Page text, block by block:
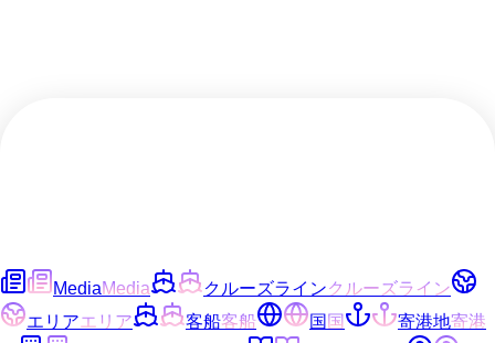
MediaMedia クルーズラインクルーズライン
エリアエリア 客船客船 国国 寄港地寄港